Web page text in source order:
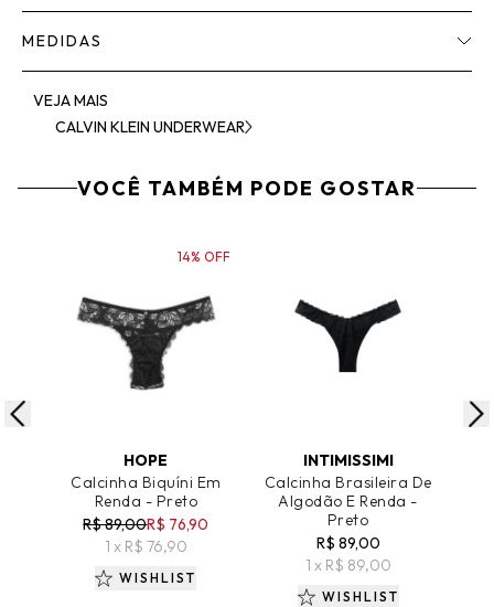
MEDIDAS
VEJA MAIS
CALVIN KLEIN UNDERWEAR
VOCÊ TAMBÉM PODE GOSTAR
HOPE
Calcinha Biquíni Em
Renda - Preto
R$ 89,00R$ 76,90
1 x R$ 76,90
14% OFF
WISHLIST
INTIMISSIMI
Calcinha Brasileira De
Algodão E Renda -
Preto
R$ 89,00
1 x R$ 89,00
WISHLIST